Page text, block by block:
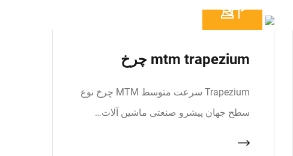
mtm trapezium چرخ
Trapezium سرعت متوسط MTM چرخ نوع
سطح جهان پیشرو صنعتی ماشین آلات…